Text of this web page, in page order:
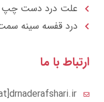
علت درد دست چپ
درد قفسه سينه سمت
با ما
info[at]drnaderafshari.ir